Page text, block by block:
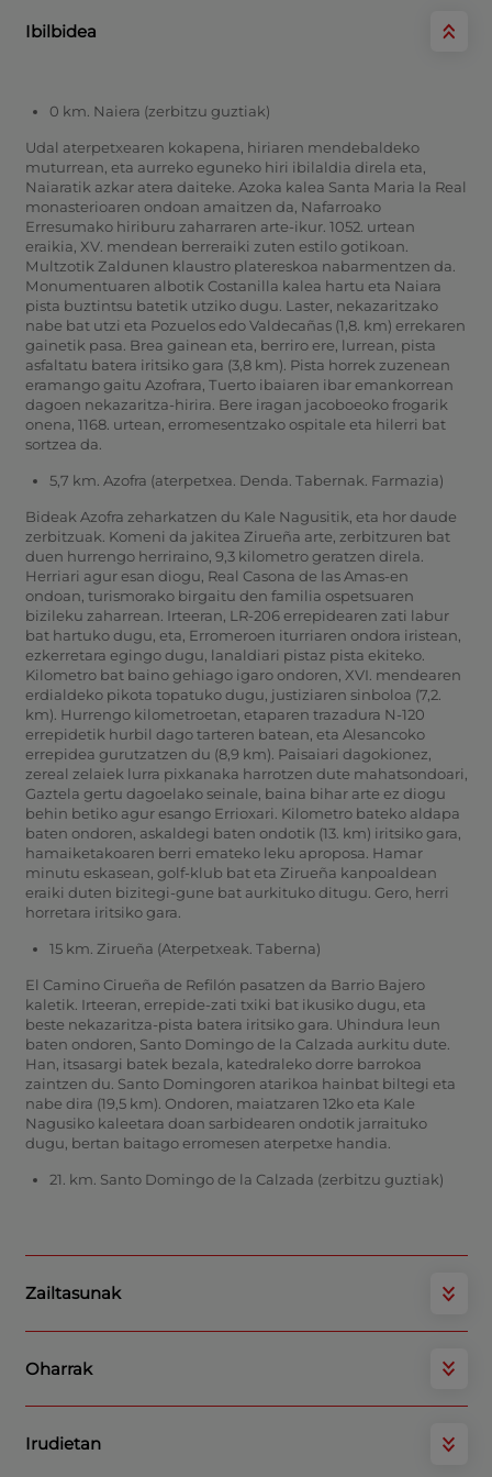
Ibilbidea
0 km. Naiera (zerbitzu guztiak)
Udal aterpetxearen kokapena, hiriaren mendebaldeko
muturrean, eta aurreko eguneko hiri ibilaldia direla eta,
Naiaratik azkar atera daiteke. Azoka kalea Santa Maria la Real
monasterioaren ondoan amaitzen da, Nafarroako
Erresumako hiriburu zaharraren arte-ikur. 1052. urtean
eraikia, XV. mendean berreraiki zuten estilo gotikoan.
Multzotik Zaldunen klaustro platereskoa nabarmentzen da.
Monumentuaren albotik Costanilla kalea hartu eta Naiara
pista buztintsu batetik utziko dugu. Laster, nekazaritzako
nabe bat utzi eta Pozuelos edo Valdecañas (1,8. km) errekaren
gainetik pasa. Brea gainean eta, berriro ere, lurrean, pista
asfaltatu batera iritsiko gara (3,8 km). Pista horrek zuzenean
eramango gaitu Azofrara, Tuerto ibaiaren ibar emankorrean
dagoen nekazaritza-hirira. Bere iragan jacoboeoko frogarik
onena, 1168. urtean, erromesentzako ospitale eta hilerri bat
sortzea da.
5,7 km. Azofra (aterpetxea. Denda. Tabernak. Farmazia)
Bideak Azofra zeharkatzen du Kale Nagusitik, eta hor daude
zerbitzuak. Komeni da jakitea Zirueña arte, zerbitzuren bat
duen hurrengo herriraino, 9,3 kilometro geratzen direla.
Herriari agur esan diogu, Real Casona de las Amas-en
ondoan, turismorako birgaitu den familia ospetsuaren
bizileku zaharrean. Irteeran, LR-206 errepidearen zati labur
bat hartuko dugu, eta, Erromeroen iturriaren ondora iristean,
ezkerretara egingo dugu, lanaldiari pistaz pista ekiteko.
Kilometro bat baino gehiago igaro ondoren, XVI. mendearen
erdialdeko pikota topatuko dugu, justiziaren sinboloa (7,2.
km). Hurrengo kilometroetan, etaparen trazadura N-120
errepidetik hurbil dago tarteren batean, eta Alesancoko
errepidea gurutzatzen du (8,9 km). Paisaiari dagokionez,
zereal zelaiek lurra pixkanaka harrotzen dute mahatsondoari,
Gaztela gertu dagoelako seinale, baina bihar arte ez diogu
behin betiko agur esango Errioxari. Kilometro bateko aldapa
baten ondoren, askaldegi baten ondotik (13. km) iritsiko gara,
hamaiketakoaren berri emateko leku aproposa. Hamar
minutu eskasean, golf-klub bat eta Zirueña kanpoaldean
eraiki duten bizitegi-gune bat aurkituko ditugu. Gero, herri
horretara iritsiko gara.
15 km. Zirueña (Aterpetxeak. Taberna)
El Camino Cirueña de Refilón pasatzen da Barrio Bajero
kaletik. Irteeran, errepide-zati txiki bat ikusiko dugu, eta
beste nekazaritza-pista batera iritsiko gara. Uhindura leun
baten ondoren, Santo Domingo de la Calzada aurkitu dute.
Han, itsasargi batek bezala, katedraleko dorre barrokoa
zaintzen du. Santo Domingoren atarikoa hainbat biltegi eta
nabe dira (19,5 km). Ondoren, maiatzaren 12ko eta Kale
Nagusiko kaleetara doan sarbidearen ondotik jarraituko
dugu, bertan baitago erromesen aterpetxe handia.
21. km. Santo Domingo de la Calzada (zerbitzu guztiak)
Zailtasunak
Oharrak
Irudietan